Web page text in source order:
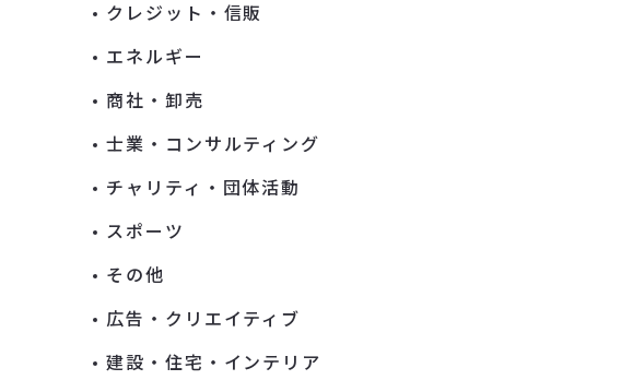
クレジット・信販
エネルギー
商社・卸売
士業・コンサルティング
チャリティ・団体活動
スポーツ
その他
広告・クリエイティブ
建設・住宅・インテリア